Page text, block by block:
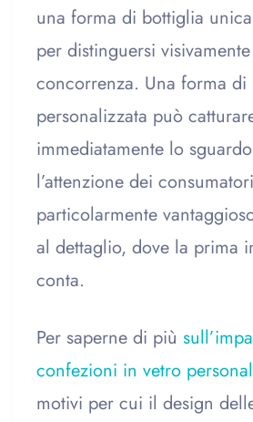
una forma di bottiglia
per distinguersi
concorrenza. Una forma di
personalizzata può
immediatamente lo
l’attenzione dei
particolarmente
al dettaglio, dove la prima
conta.
Per saperne di più
confezioni in vetro
motivi per cui il design